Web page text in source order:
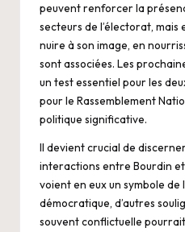
peuvent renforcer la
secteurs de l’électorat,
nuire à son image, en
sont associées. Les
un test essentiel pour les
pour le Rassemblement
politique significative.
Il devient crucial de
interactions entre Bourdin
voient en eux un symbole
démocratique, d’autres
souvent conflictuelle pourrait